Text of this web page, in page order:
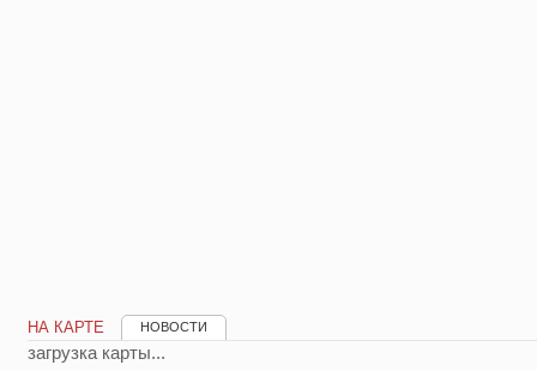
НА КАРТЕ НОВОСТИ
загрузка карты...